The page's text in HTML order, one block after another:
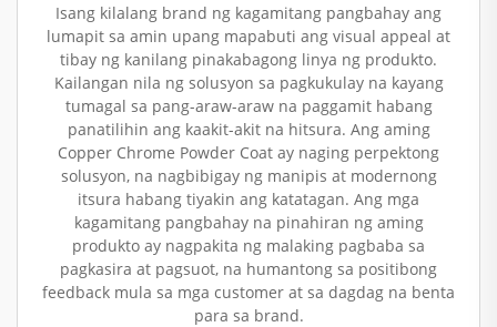
Isang kilalang brand ng kagamitang pangbahay ang
lumapit sa amin upang mapabuti ang visual appeal at
tibay ng kanilang pinakabagong linya ng produkto.
Kailangan nila ng solusyon sa pagkukulay na kayang
tumagal sa pang-araw-araw na paggamit habang
panatilihin ang kaakit-akit na hitsura. Ang aming
Copper Chrome Powder Coat ay naging perpektong
solusyon, na nagbibigay ng manipis at modernong
itsura habang tiyakin ang katatagan. Ang mga
kagamitang pangbahay na pinahiran ng aming
produkto ay nagpakita ng malaking pagbaba sa
pagkasira at pagsuot, na humantong sa positibong
feedback mula sa mga customer at sa dagdag na benta
para sa brand.